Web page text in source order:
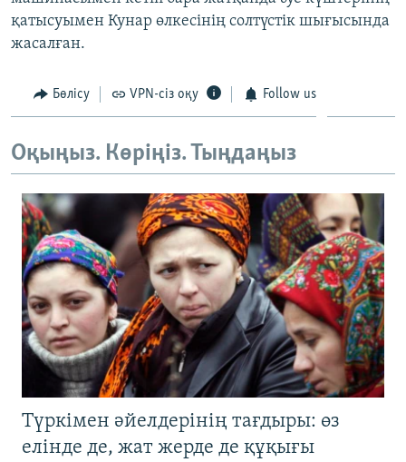
ЖАЗЫЛЫҢЫЗ
Басқа тілдерде
қатысуымен Кунар өлкесінің солтүстік шығысында
жасалған.
Бөлісу VPN-сіз оқу Follow us
Оқыңыз. Көріңіз. Тыңдаңыз
Түркімен әйелдерінің тағдыры: өз
елінде де, жат жерде де құқығы